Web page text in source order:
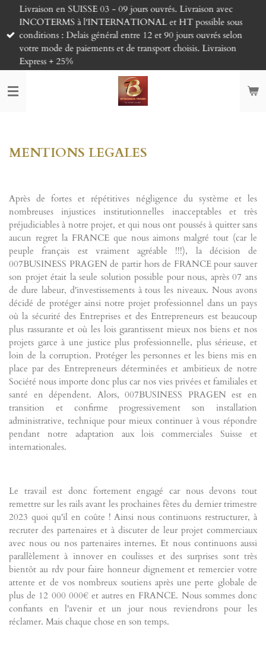
Passer
contenu
principal
Livraison en SUISSE 03 - 09 jours ouvrés. Livraison avec
INCOTERMS à l'INTERNATIONAL et HT possible sous
conditions : Delais général entre 12 et 90 jours ouvrés selon
votre mode de paiements et de transport choisis. Livraison
Express + 25%
MENTIONS LEGALES
Après de fortes et répétitives négligence du système et les
nombreuses injustices institutionnelles inacceptables et très
préjudiciables à notre projet, et qui nous ont poussés à quitter sans
aucun regret la FRANCE que nous aimons malgré tout (car le
peuple français est vraiment agréable !!!), la décision de
007BUSINESS PRAGEN de partir hors de FRANCE pour sauver
son projet était la seule solution possible pour nous, après 07 ans
de dure labeur, d'investissements à tous les niveaux. Nous avons
décidé de protéger ainsi notre projet professionnel dans un pays
où la sécurité des Entreprises et des Entrepreneurs est beaucoup
plus rassurante et où les lois garantissent mieux nos biens et nos
projets garce à une justice plus professionnelle, plus sérieuse, et
loin de la corruption. Protéger les personnes et les biens mis en
place par des Entrepreneurs déterminées et ambitieux de notre
Société nous importe donc plus car nos vies privées et familiales et
santé en dépendent. Alors, 007BUSINESS PRAGEN est en
transition et confirme progressivement son installation
administrative, technique pour mieux continuer à vous répondre
pendant notre adaptation aux lois commerciales Suisse et
internationales.
Le travail est donc fortement engagé car nous devons tout
remettre sur les rails avant les prochaines fêtes du dernier trimestre
2023 quoi qu'il en coûte ! Ainsi nous continuons restructurer, à
recruter des partenaires et à discuter de leur projet commerciaux
avec nous ou nos partenaires internes. Et nous continuons aussi
parallèlement à innover en coulisses et des surprises sont très
bientôt au rdv pour faire honneur dignement et remercier votre
attente et de vos nombreux soutiens après une perte globale de
plus de 12 000 000€ et autres en FRANCE. Nous sommes donc
confiants en l'avenir et un jour nous reviendrons pour les
réclamer. Mais chaque chose en son temps.